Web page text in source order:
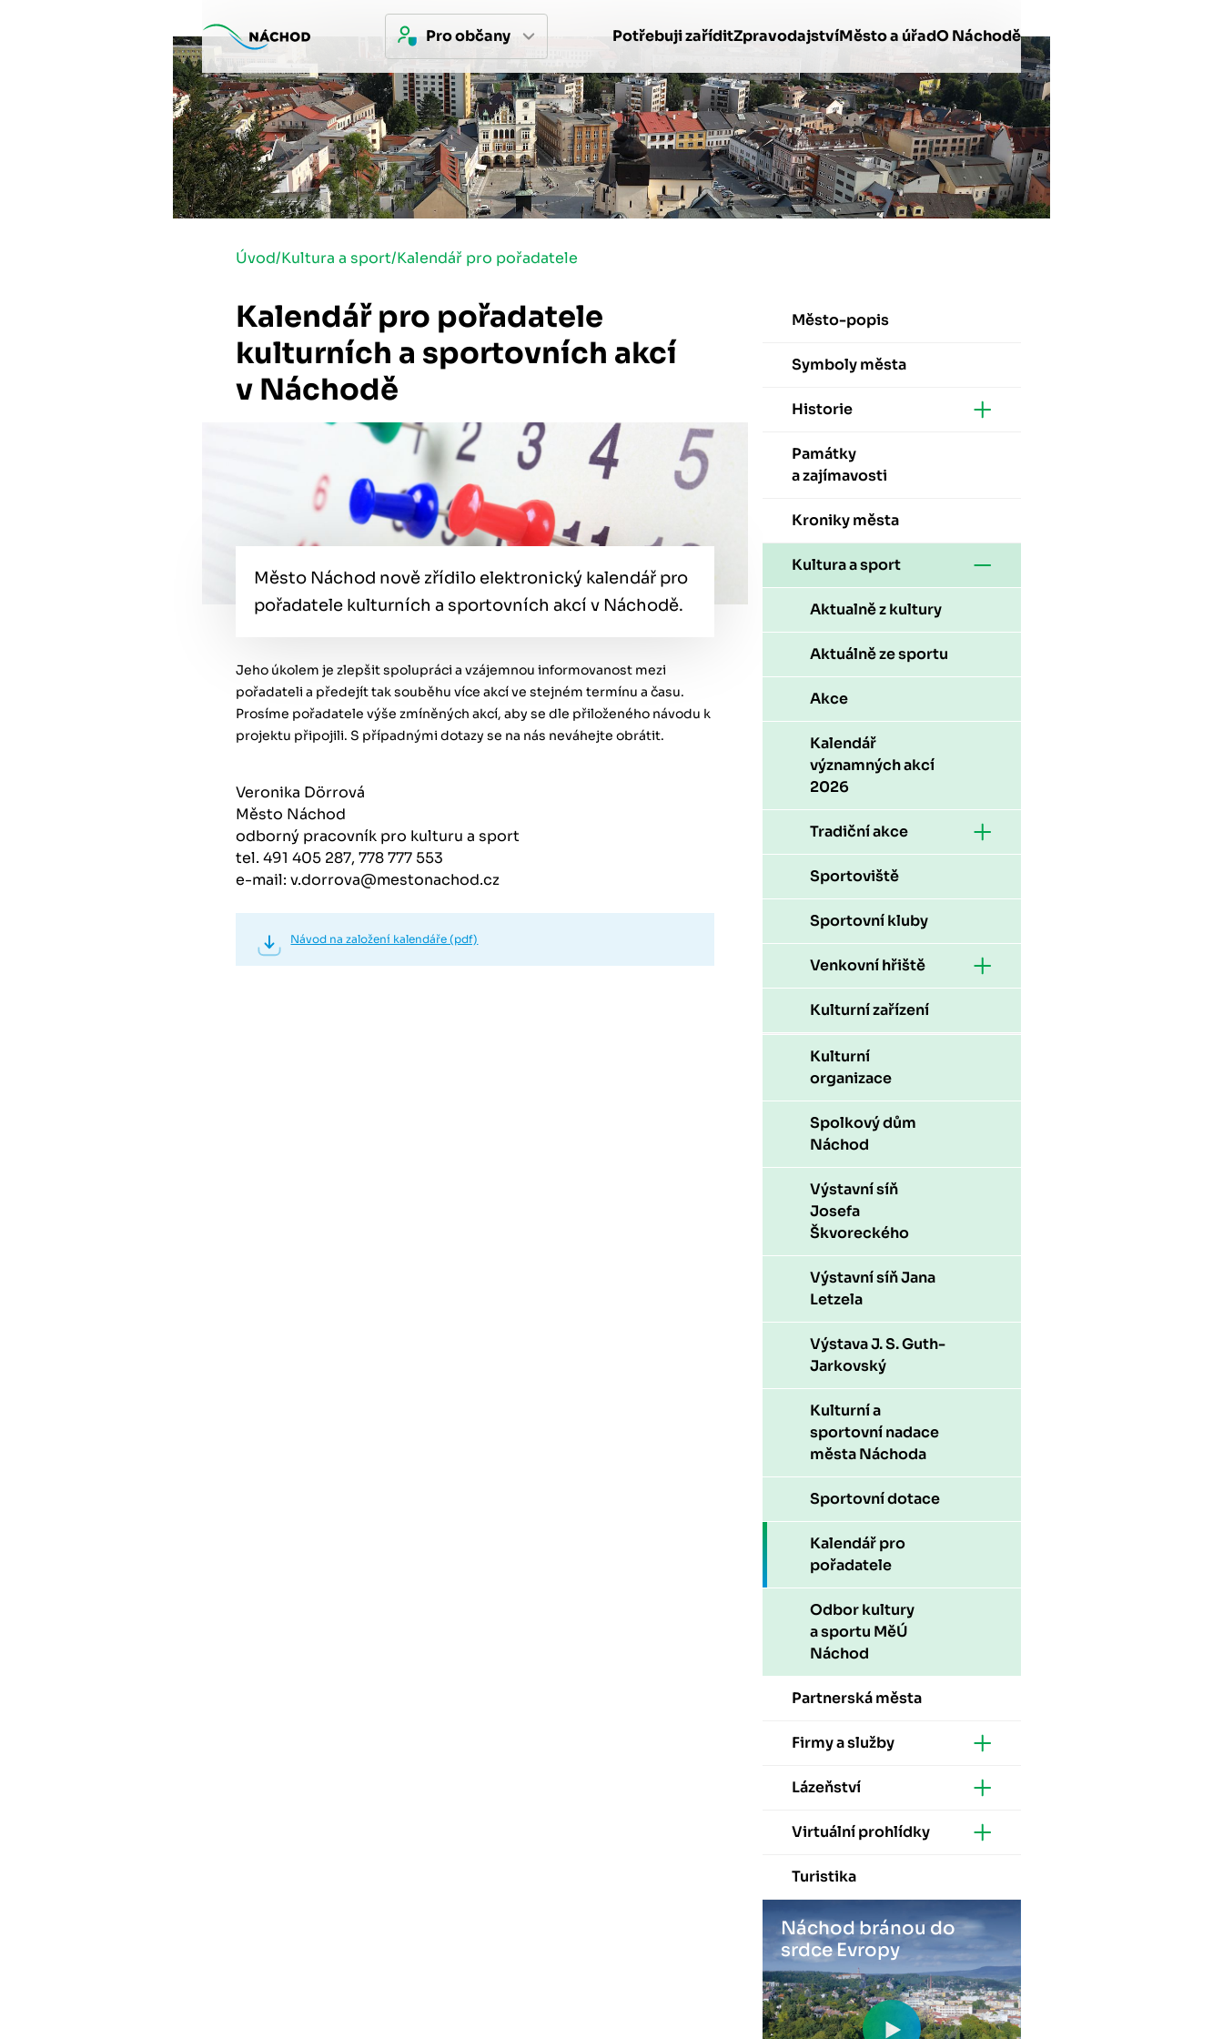
Pro občany Potřebuji zaříditZpravodajstvíMěsto a úřadO Náchodě
Úvod/Kultura a sport/Kalendář pro pořadatele
Kalendář pro pořadatele
kulturních a sportovních akcí
v Náchodě
Město Náchod nově zřídilo elektronický kalendář pro
pořadatele kulturních a sportovních akcí v Náchodě.
Jeho úkolem je zlepšit spolupráci a vzájemnou informovanost mezi
pořadateli a předejít tak souběhu více akcí ve stejném termínu a času.
Prosíme pořadatele výše zmíněných akcí, aby se dle přiloženého návodu k
projektu připojili. S případnými dotazy se na nás neváhejte obrátit.
Veronika Dörrová
Město Náchod
odborný pracovník pro kulturu a sport
tel. 491 405 287, 778 777 553
e-mail: v.dorrova@mestonachod.cz
Návod na založení kalendáře (pdf)
Město-popis
Symboly města
Historie
Památky
a zajímavosti
Kroniky města
Kultura a sport
Aktualně z kultury
Aktuálně ze sportu
Akce
Kalendář
významných akcí
2026
Tradiční akce
Sportoviště
Sportovní kluby
Venkovní hřiště
Kulturní zařízení
Kulturní
organizace
Spolkový dům
Náchod
Výstavní síň
Josefa
Škvoreckého
Výstavní síň Jana
Letzela
Výstava J. S. Guth-
Jarkovský
Kulturní a
sportovní nadace
města Náchoda
Sportovní dotace
Kalendář pro
pořadatele
Odbor kultury
a sportu MěÚ
Náchod
Partnerská města
Firmy a služby
Lázeňství
Virtuální prohlídky
Turistika
Náchod bránou do
srdce Evropy